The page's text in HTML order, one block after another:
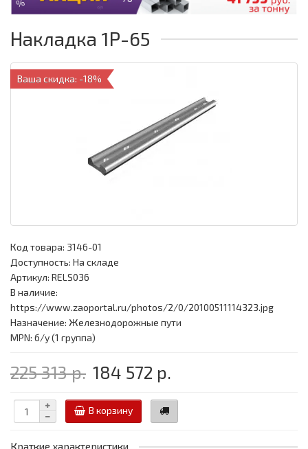
Накладка 1Р-65
Ваша скидка: -18%
Код товара: 3146-01
Доступность: На складе
Артикул: RELS036
В наличие:
https://www.zaoportal.ru/photos/2/0/20100511114323.jpg
Назначение: Железнодорожные пути
MPN: б/у (1 группа)
225 313 р. 184 572 р.
В корзину